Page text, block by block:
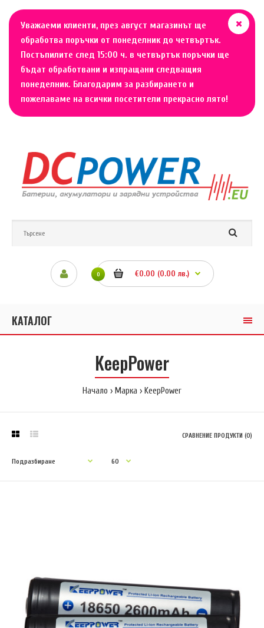
Уважаеми клиенти, през август магазинът ще
обработва поръчки от понеделник до четвъртък.
Постъпилите след 15:00 ч. в четвъртък поръчки ще
бъдат обработвани и изпращани следващия
понеделник. Благодарим за разбирането и
пожелаваме на всички посетители прекрасно лято!
0 €0.00 (0.00 лв.)
КАТАЛОГ
KeepPower
Начало Марка KeepPower
СРАВНЕНИЕ ПРОДУКТИ (0)